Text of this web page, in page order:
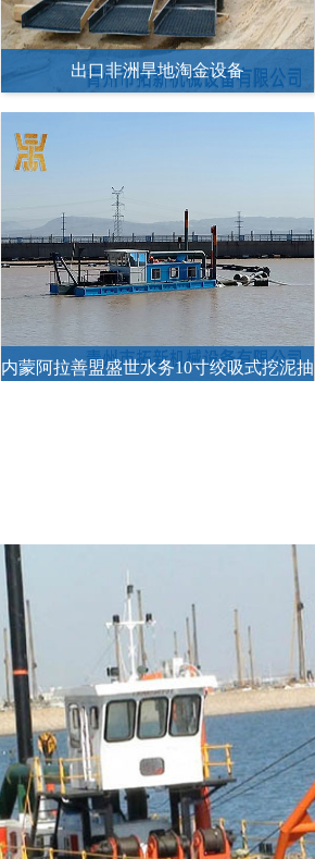
内蒙阿拉善盟盛世水务10寸绞吸式挖泥抽
沙船
出口非洲旱地淘金设备